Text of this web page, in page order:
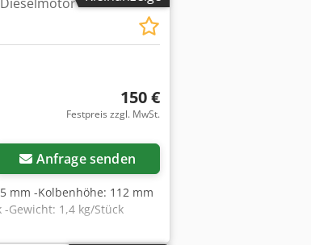
anbieten:----
von
von
Agfoha
150 €
Festpreis zzgl. MwSt.
Anfrage senden
mm -Kolbenhöhe: 112 mm
Gewicht: 1,4 kg/Stück